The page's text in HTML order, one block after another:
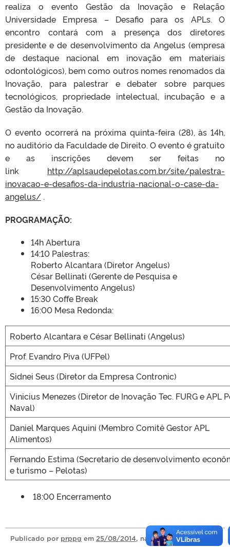
realiza o evento Gestão da Inovação e Relação
Universidade Empresa – Desafio para os APLs. O
encontro contará com a presença dos diretores
presidente e de desenvolvimento da Angelus (empresa
de destaque nacional em inovação em materiais
odontológicos), bem como outros nomes renomados da
Inovação, para palestrar e debater sobre parques
tecnológicos, propriedade intelectual, incubação e a
Gestão da Inovação.
O evento ocorrerá na próxima quinta-feira (28), às 14h,
no auditório da Faculdade de Direito. O evento é gratuito
e as inscrições devem ser feitas no
link http://aplsaudepelotas.com.br/site/palestra-
inovacao-e-desafios-da-industria-nacional-o-case-da-
angelus/ .
PROGRAMAÇÃO:
14h Abertura
14:10 Palestras:
Roberto Alcantara (Diretor Angelus)
César Bellinati (Gerente de Pesquisa e
Desenvolvimento Angelus)
15:30 Coffe Break
16:00 Mesa Redonda:
Roberto Alcantara e César Bellinati (Angelus)
Prof. Evandro Piva (UFPel)
Sidnei Seus (Diretor da Empresa Contronic)
Vinicius Menezes (Diretor de Inovação Tec. FURG e APL
Naval)
Daniel Marques Aquini (Membro Comitê Gestor APL
Alimentos)
Fernando Estima (Secretario de desenvolvimento
e turismo – Pelotas)
18:00 Encerramento
Publicado por prppg em 25/08/2014, na categoriaNotícias